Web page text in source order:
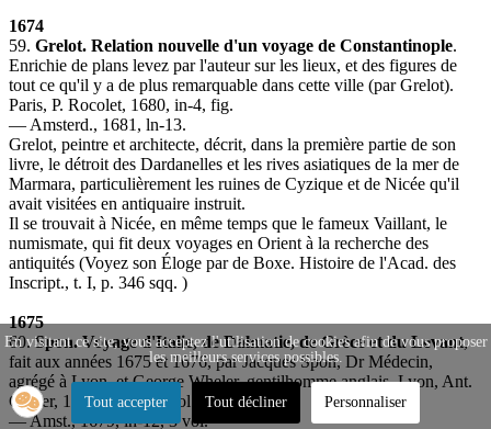
1674
59. Grelot. Relation nouvelle d'un voyage de Constantinople.
Enrichie de plans levez par l'auteur sur les lieux, et des figures de
tout ce qu'il y a de plus remarquable dans cette ville (par Grelot).
Paris, P. Rocolet, 1680, in-4, fig.
— Amsterd., 1681, ln-13.
Grelot, peintre et architecte, décrit, dans la première partie de son
livre, le détroit des Dardanelles et les rives asiatiques de la mer de
Marmara, particulièrement les ruines de Cyzique et de Nicée qu'il
avait visitées en antiquaire instruit.
Il se trouvait à Nicée, en même temps que le fameux Vaillant, le
numismate, qui fit deux voyages en Orient à la recherche des
antiquités (Voyez son Éloge par de Boxe. Histoire de l'Acad. des
Inscript., t. I, p. 346 sqq. )
1675
60.Spon. Voyage d'Italie, de Dalmatie, de Grèce et du Levant,
fait aux années 1675 et 1676, par Jacques Spon, Dr Médecin,
agrégé à Lyon, et George Wheler, gentilhomme anglais. Lyon, Ant.
Cellier, 1678, ln-12, 3 vol., cartes et fig.
— Amst., 1679, in-12, 3 vol.
En visitant ce site, vous acceptez l'utilisation de cookies afin de vous proposer
les meilleurs services possibles.
Tout accepter Tout décliner Personnaliser